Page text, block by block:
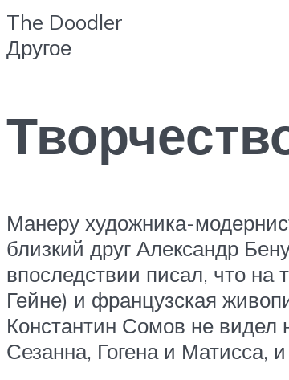
The Doodler
Другое
Манеру художника-
близкий друг Александр
впоследствии писал, что на
Гейне) и французская
Константин Сомов не видел
Сезанна, Гогена и Матисса,